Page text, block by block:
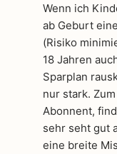
Wenn ich
ab Geburt
(Risiko
18 Jahren
Sparplan
nur stark.
Abonnent,
sehr seht gut
eine breite